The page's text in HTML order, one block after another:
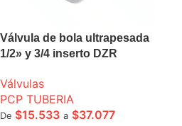
Válvula de bola ultrapesada
1/2» y 3/4 inserto DZR
Válvulas
PCP TUBERIA
De $15.533 a $37.077